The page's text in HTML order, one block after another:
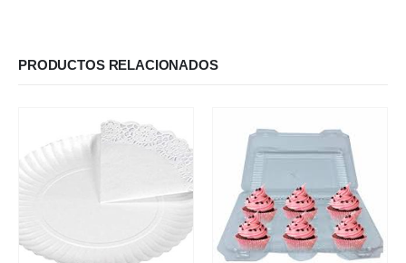
PRODUCTOS RELACIONADOS